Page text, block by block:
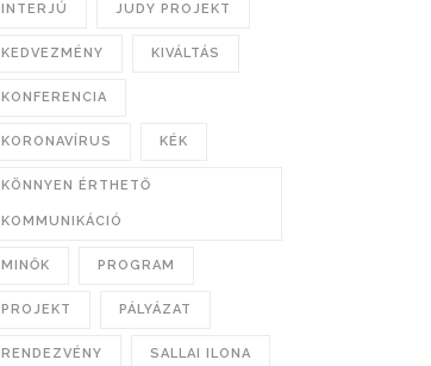
INTERJÚ JUDY PROJEKT
KEDVEZMÉNY KIVÁLTÁS
KONFERENCIA
KORONAVÍRUS KÉK
KÖNNYEN ÉRTHETŐ
KOMMUNIKÁCIÓ
MINŐK PROGRAM
PROJEKT PÁLYÁZAT
RENDEZVÉNY SALLAI ILONA